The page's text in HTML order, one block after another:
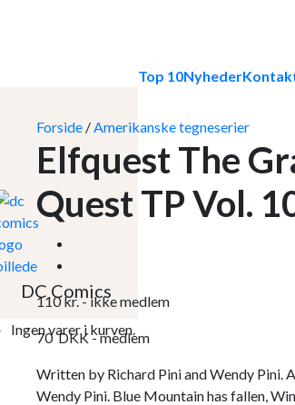
DC Comics
Top 10Nyheder
Ingen varer i kurven.
Forside /Amerikanske tegneserier
Elfquest The
Quest TP Vol.
110kr.- ikke medlem
70DKK- medlem
Written by Richard Pini and Wendy Pini.
Wendy Pini. Blue Mountain has fallen,